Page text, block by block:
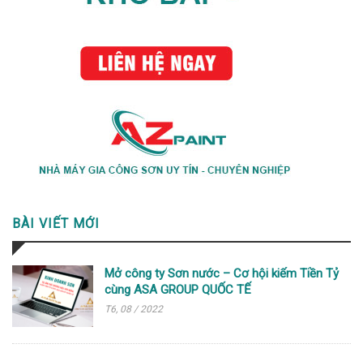
BÀI VIẾT MỚI
Mở công ty Sơn nước – Cơ hội kiếm Tiền Tỷ
cùng ASA GROUP QUỐC TẾ
T6, 08 / 2022